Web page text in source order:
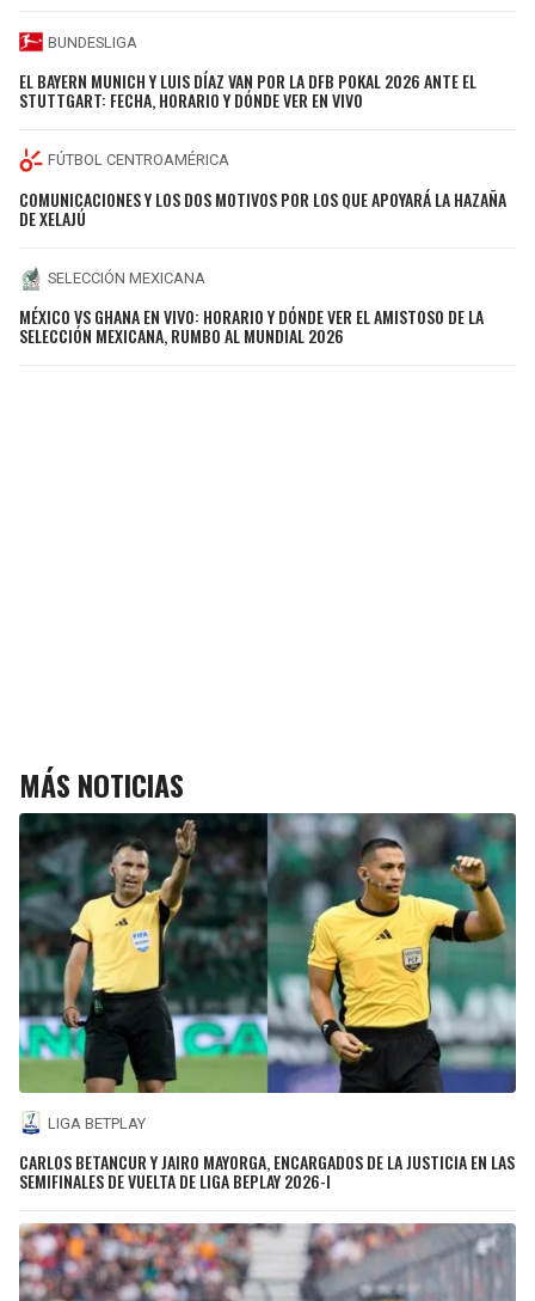
BUNDESLIGA
EL BAYERN MUNICH Y LUIS DÍAZ VAN POR LA DFB POKAL 2026 ANTE EL
STUTTGART: FECHA, HORARIO Y DÓNDE VER EN VIVO
FÚTBOL CENTROAMÉRICA
COMUNICACIONES Y LOS DOS MOTIVOS POR LOS QUE APOYARÁ LA HAZAÑA
DE XELAJÚ
SELECCIÓN MEXICANA
MÉXICO VS GHANA EN VIVO: HORARIO Y DÓNDE VER EL AMISTOSO DE LA
SELECCIÓN MEXICANA, RUMBO AL MUNDIAL 2026
MÁS NOTICIAS
LIGA BETPLAY
CARLOS BETANCUR Y JAIRO MAYORGA, ENCARGADOS DE LA JUSTICIA EN LAS
SEMIFINALES DE VUELTA DE LIGA BEPLAY 2026-I